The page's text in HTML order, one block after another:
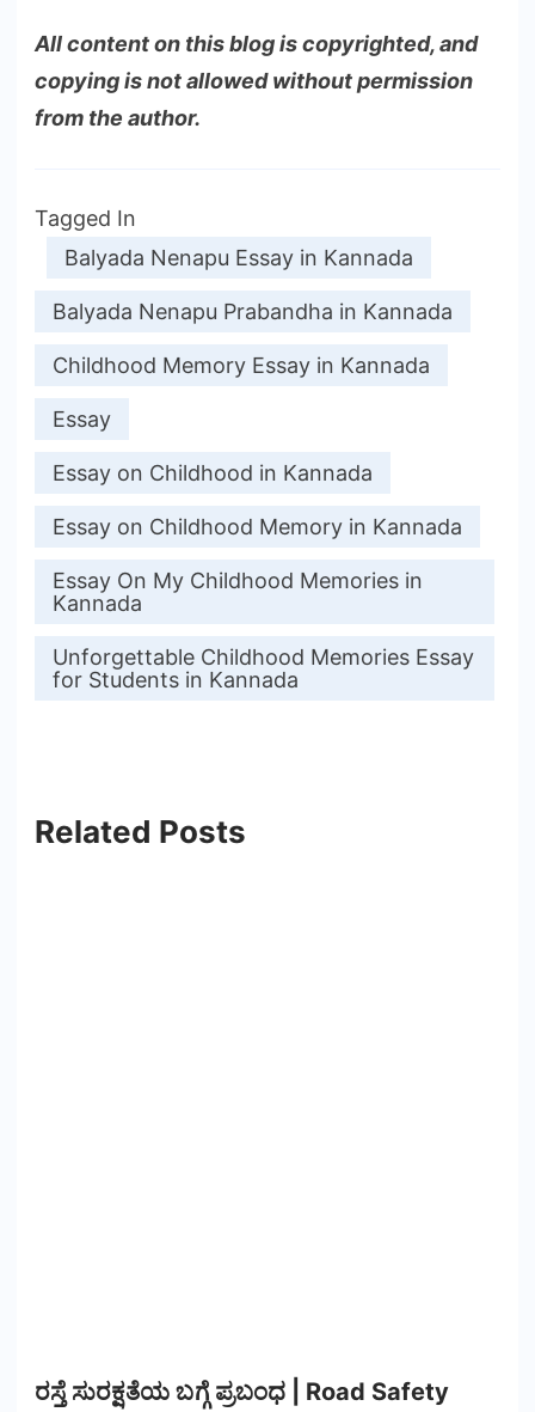
All content on this blog is copyrighted, and
copying is not allowed without permission
from the author.
Tagged In
Balyada Nenapu Essay in Kannada
Balyada Nenapu Prabandha in Kannada
Childhood Memory Essay in Kannada
Essay
Essay on Childhood in Kannada
Essay on Childhood Memory in Kannada
Essay On My Childhood Memories in
Kannada
Unforgettable Childhood Memories Essay
for Students in Kannada
Related Posts
ರಸ್ತೆ ಸುರಕ್ಷತೆಯ ಬಗ್ಗೆ ಪ್ರಬಂಧ | Road Safety